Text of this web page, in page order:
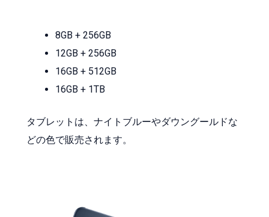
8GB + 256GB
12GB + 256GB
16GB + 512GB
16GB + 1TB
タブレットは、ナイトブルーやダウングールドな
どの色で販売されます。